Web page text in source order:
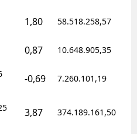
1,80 58.518.258,57
0,87 10.648.905,35
-0,69 7.260.101,19
3,87 374.189.161,50